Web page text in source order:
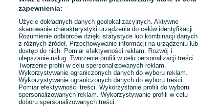
E-mail
Hasło
zapewnienia:
Użycie dokładnych danych geolokalizacyjnych. Aktywne
skanowanie charakterystyki urządzenia do celów identyfikacji.
Rozumienie odbiorców dzięki statystyce lub kombinacji danych
z różnych źródeł. Przechowywanie informacji na urządzeniu lub
dostęp do nich. Pomiar efektywności reklam. Rozwój i
ulepszanie usług. Tworzenie profili w celu personalizacji treści.
Tworzenie profili w celu spersonalizowanych reklam.
Wykorzystywanie ograniczonych danych do wyboru reklam.
Wykorzystywanie ograniczonych danych do wyboru treści.
Pomiar efektywności treści. Wykorzystanie profili do wyboru
spersonalizowanych reklam. Wykorzystywanie profili w celu
doboru spersonalizowanych treści.